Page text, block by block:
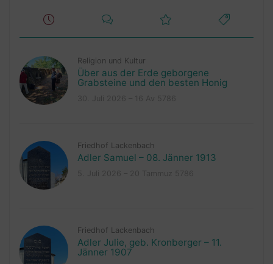
Religion und Kultur
Über aus der Erde geborgene
Grabsteine und den besten Honig
Friedhof Lackenbach
Adler Samuel – 08. Jänner 1913
Friedhof Lackenbach
Adler Julie, geb. Kronberger – 11.
Jänner 1907